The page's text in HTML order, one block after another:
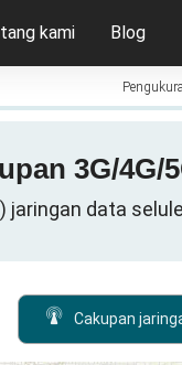
kami Blog
3G/4G/
jaringan data
Cakupan